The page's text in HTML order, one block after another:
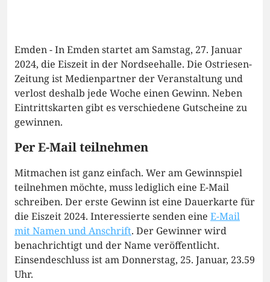
Emden - In Emden startet am Samstag, 27. Januar
2024, die Eiszeit in der Nordseehalle. Die Ostriesen-
Zeitung ist Medienpartner der Veranstaltung und
verlost deshalb jede Woche einen Gewinn. Neben
Eintrittskarten gibt es verschiedene Gutscheine zu
gewinnen.
Per E-Mail teilnehmen
Mitmachen ist ganz einfach. Wer am Gewinnspiel
teilnehmen möchte, muss lediglich eine E-Mail
schreiben. Der erste Gewinn ist eine Dauerkarte für
die Eiszeit 2024. Interessierte senden eine E-Mail
mit Namen und Anschrift. Der Gewinner wird
benachrichtigt und der Name veröffentlicht.
Einsendeschluss ist am Donnerstag, 25. Januar, 23.59
Uhr.